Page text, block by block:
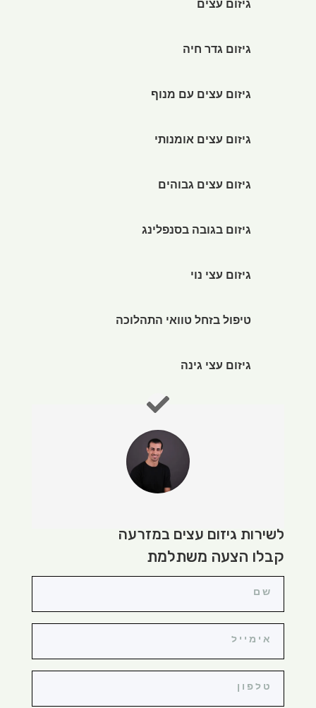
גיזום עצים
גיזום גדר חיה
גיזום עצים עם מנוף
גיזום עצים אומנותי
גיזום עצים גבוהים
גיזום בגובה בסנפלינג
גיזום עצי נוי
טיפול בזחל טוואי התהלוכה
גיזום עצי גינה
לשירות גיזום עצים במזרעה
קבלו הצעה משתלמת